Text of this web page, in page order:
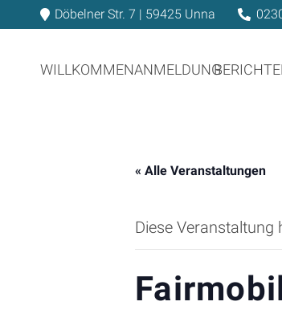
Döbelner Str. 7 | 59425 Unna
WILLKOMMENANMELDUNGBERICHTE
« Alle Veranstaltungen
Diese Veranstaltung